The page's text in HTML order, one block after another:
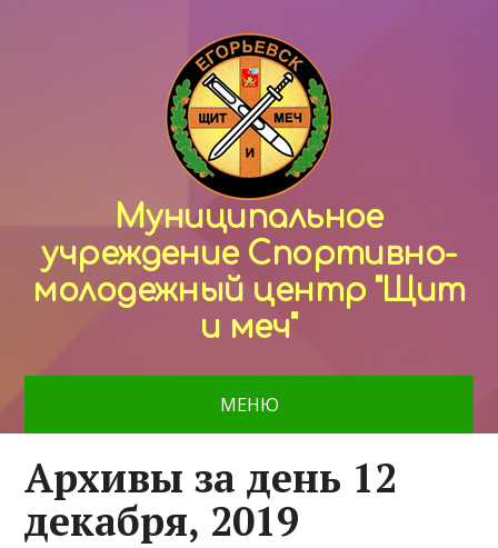
Муниципальное
учреждение Спортивно-
молодежный центр "Щит
и меч"
МЕНЮ
Архивы за день 12
декабря, 2019